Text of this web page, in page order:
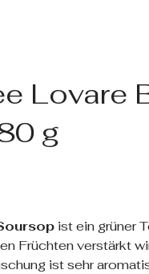
Lovare
g
ist ein grüner
Früchten verstärkt
ist sehr